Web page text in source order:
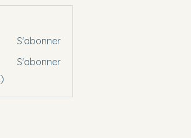
S'abonner
S'abonner